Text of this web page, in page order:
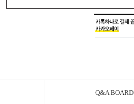
Q&A BOARD